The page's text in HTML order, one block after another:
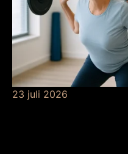
23 juli 2026